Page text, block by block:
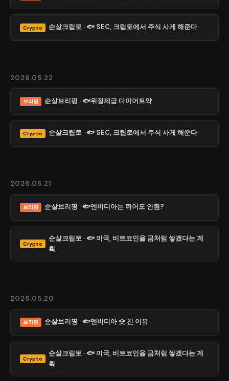
Crypto 순살크립토 · 🐟 SEC, 크립토에서 주식 사게 해준다
2026.05.22
브리핑 순살브리핑 · 🐟위절제급 다이어트약
Crypto 순살크립토 · 🐟 SEC, 크립토에서 주식 사게 해준다
2026.05.21
브리핑 순살브리핑 · 🐟엔비디아는 뛰어도 안됨?
Crypto
순살크립토 · 🐟 미국, 비트코인을 금처럼 쌓겠다는 계
획
2026.05.20
브리핑 순살브리핑 · 🐟엔비디아 숏 친 이유
Crypto
순살크립토 · 🐟 미국, 비트코인을 금처럼 쌓겠다는 계
획